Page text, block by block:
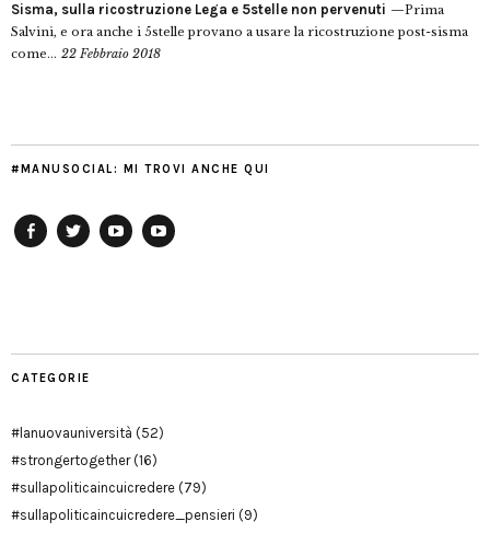
Sisma, sulla ricostruzione Lega e 5stelle non pervenuti
Prima
Salvini, e ora anche i 5stelle provano a usare la ricostruzione post-sisma
come... 22 Febbraio 2018
#MANUSOCIAL: MI TROVI ANCHE QUI
CATEGORIE
#lanuovauniversità (52)
#strongertogether(16)
#sullapoliticaincuicredere (79)
#sullapoliticaincuicredere_pensieri (9)